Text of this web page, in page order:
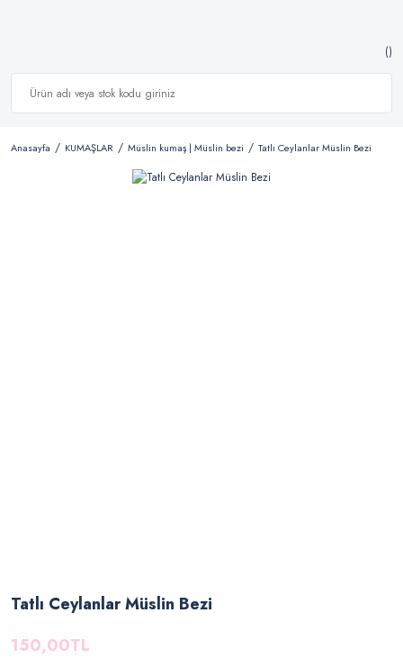
Anasayfa KUMAŞLAR Müslin kumaş | Müslin bezi Tatlı Ceylanlar Müslin Bezi
Tatlı Ceylanlar Müslin Bezi
150,00TL